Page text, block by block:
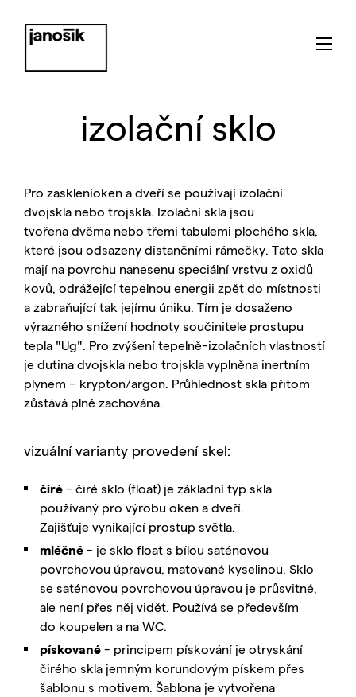
izolační sklo
Pro zaskleníoken a dveří se používají izolační
dvojskla nebo trojskla. Izolační skla jsou
tvořena dvěma nebo třemi tabulemi plochého skla,
které jsou odsazeny distančními rámečky. Tato skla
mají na povrchu nanesenu speciální vrstvu z oxidů
kovů, odrážející tepelnou energii zpět do místnosti
a zabraňující tak jejímu úniku. Tím je dosaženo
výrazného snížení hodnoty součinitele prostupu
tepla "Ug". Pro zvýšení tepelně-izolačních vlastností
je dutina dvojskla nebo trojskla vyplněna inertním
plynem – krypton/argon. Průhlednost skla přitom
zůstává plně zachována.
vizuální varianty provedení skel:
čiré - čiré sklo (float) je základní typ skla
používaný pro výrobu oken a dveří.
Zajišťuje vynikající prostup světla.
mléčné - je sklo float s bílou saténovou
povrchovou úpravou, matované kyselinou. Sklo
se saténovou povrchovou úpravou je průsvitné,
ale není přes něj vidět. Používá se především
do koupelen a na WC.
pískované - principem pískování je otryskání
čirého skla jemným korundovým pískem přes
šablonu s motivem. Šablona je vytvořena